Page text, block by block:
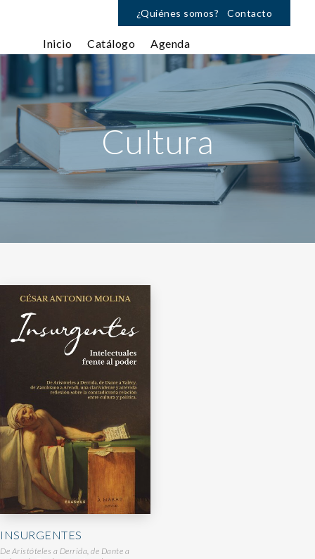
¿Quiénes somos? Contacto
Inicio Catálogo Agenda
Cultura
INSURGENTES
De Aristóteles a Derrida, de Dante a